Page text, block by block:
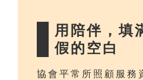
用陪伴，填
假的空白
協會平常所照顧服務